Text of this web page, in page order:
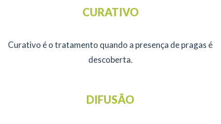
CURATIVO
Curativo é o tratamento quando a presença de pragas é
descoberta.
DIFUSÃO